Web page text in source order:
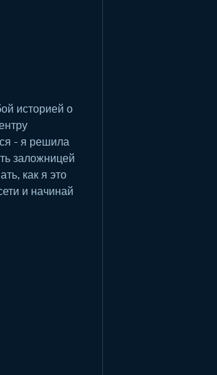
историей о
- я решила
заложницей
как я это
и начинай